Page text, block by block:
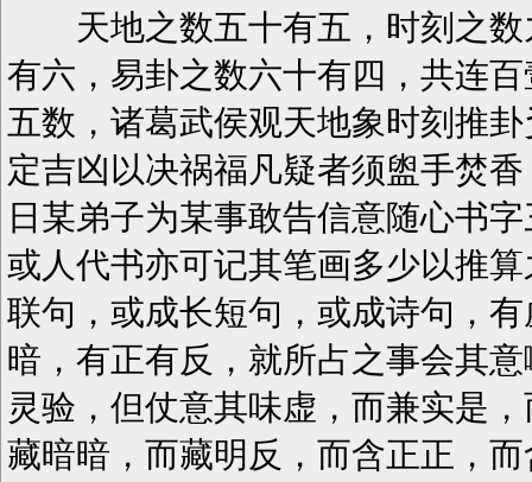
天地之数五十有五，时刻之数
有六，易卦之数六十有四，共连百
五数，诸葛武侯观天地象时刻推卦
定吉凶以决祸福凡疑者须盥手焚
日某弟子为某事敢告信意随心书
或人代书亦可记其笔画多少以推
联句，或成长短句，或成诗句，
暗，有正有反，就所占之事会其
灵验，但仗意其味虚，而兼实是
藏暗暗，而藏明反，而含正正，